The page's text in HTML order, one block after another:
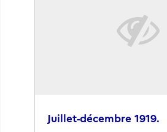
Juillet-décembre 1919.